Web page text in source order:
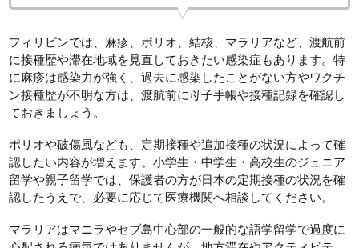
フィリピンでは、麻疹、ポリオ、結核、マラリアなど、渡航前
に接種歴や滞在地域を見直しておきたい感染症もあります。特
に麻疹は感染力が強く、過去に感染したことがない方やワクチ
ン接種歴が不明な方は、渡航前に母子手帳や接種記録を確認し
ておきましょう。
ポリオや破傷風なども、定期接種や追加接種の状況によって確
認したい内容が増えます。小学生・中学生・高校生のジュニア
留学や親子留学では、保護者の方が日本の定期接種の状況を確
認したうえで、必要に応じて医療機関へ相談してください。
マラリアはマニラやセブ島中心部の一般的な語学留学で過度に